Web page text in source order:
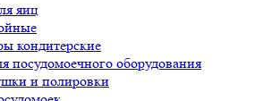
яиц
кондитерские
посудомоечного оборудования
и полировки